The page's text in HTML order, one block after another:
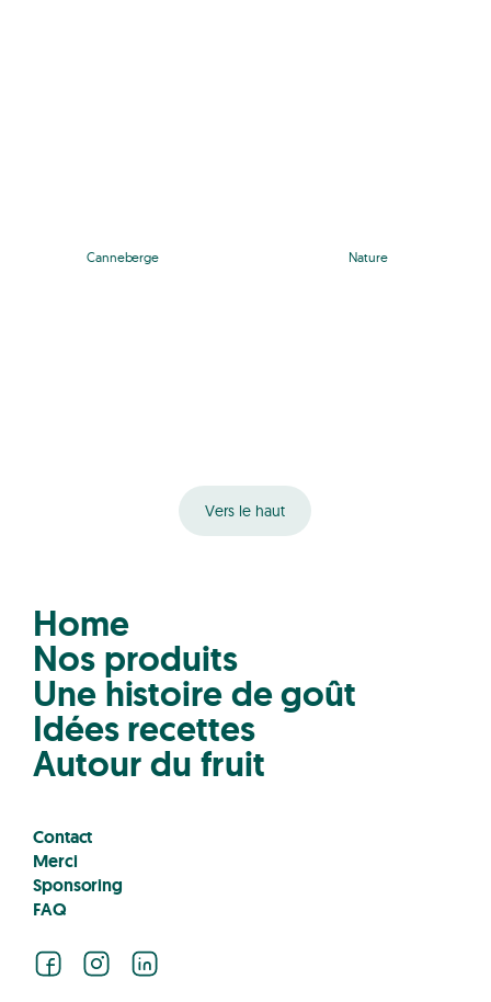
Canneberge Nature
Home
Nos produits
Une histoire de goût
Idées recettes
Autour du fruit
Contact
Merci
Sponsoring
FAQ
Vers le haut
FacebookInstagramLinkedIn